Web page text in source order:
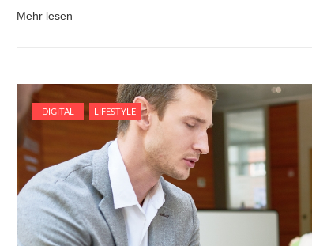
Mehr lesen
DIGITAL LIFESTYLE